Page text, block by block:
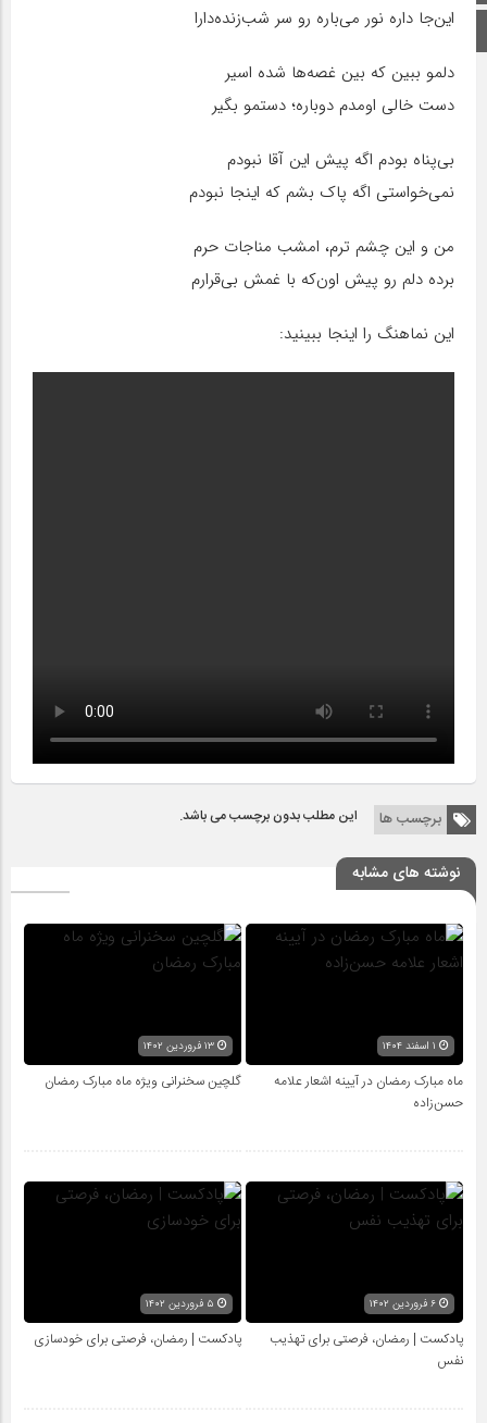
اینستاگرام
این‌جا داره نور می‌باره رو سر شب‌زنده‌دارا
دلمو ببین که بین غصه‌ها شده اسیر
دست خالی اومدم دوباره؛ دستمو بگیر
بی‌پناه بودم اگه پیش این آقا نبودم
نمی‌خواستی اگه پاک بشم که اینجا نبودم
من و این چشم ترم، امشب مناجات حرم
برده دلم رو پیش اون‌که با غمش بی‌قرارم
این نماهنگ را اینجا ببینید:
برچسب ها این مطلب بدون برچسب می باشد.
نوشته های مشابه
ماه مبارک رمضان در آیینه اشعار علامه
حسن‌زاده
گلچین سخنرانی ویژه ماه مبارک رمضان
۶ فروردین ۱۴۰۲
پادکست | رمضان، فرصتی برای تهذیب
نفس
پادکست | رمضان، فرصتی برای خودسازی